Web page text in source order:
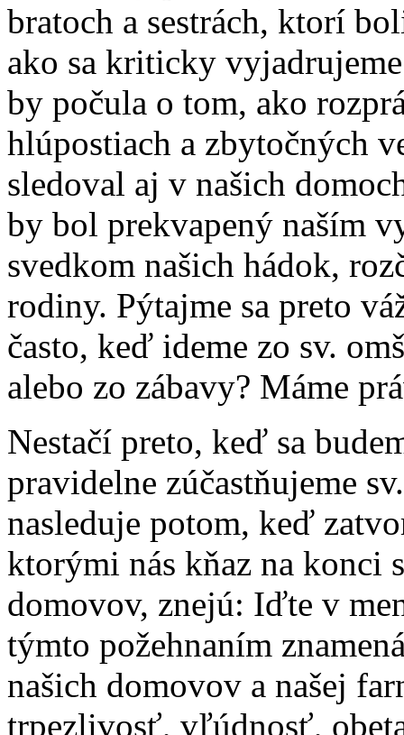
bratoch a sestrách, ktorí
ako sa kriticky
by počula o tom, ako
hlúpostiach a zbytočných
sledoval aj v našich
by bol prekvapený naším
svedkom našich hádok,
rodiny. Pýtajme sa preto
často, keď ideme zo sv.
alebo zo zábavy? Máme
Nestačí preto, keď sa
pravidelne zúčastňujeme
nasleduje potom, keď
ktorými nás kňaz na konci
domovov, znejú: Iďte v
týmto požehnaním
našich domovov a našej
trpezlivosť, vľúdnosť,